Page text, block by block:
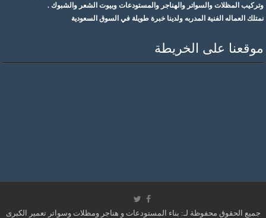
وتركيب المظلات والسواتر والهناجر والمستودعات وبيوت الشعر والشبوك .
نمتلك العماله الفنية المدربه ولدينا خبرة طويلة في السوق السعودية
موقعنا على الخريطة
جميع الحقوق محفوظة لـ: بناء المستودعات و هناجر ومظلات وسواتر تعمير الكبرى